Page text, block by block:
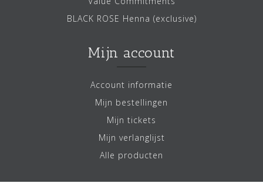
BLACK ROSE Henna (exclusive)
Mijn account
Account informatie
Mijn bestellingen
Mijn tickets
Mijn verlanglijst
Alle producten